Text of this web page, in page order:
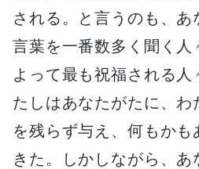
される。と言うのも、
言葉を一番数多く聞く人
よって最も祝福される
たしはあなたがたに、
を残らず与え、何もか
きた。しかしながら、あ